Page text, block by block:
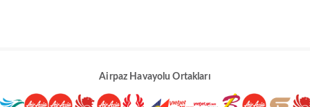
Airpaz Havayolu Ortakları